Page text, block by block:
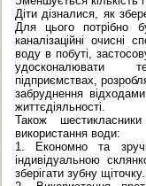
Діти дізналися, як
Для цього потрібно
каналізаційні очисні
воду в побуті,
удосконалювати
підприємствах,
забруднення
життєдіяльності.
Також
використання води:
1. Економно та
індивідуальною
зберігати зубну щіточку.